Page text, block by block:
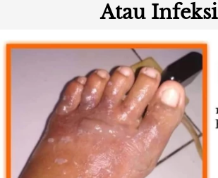
Atau Infeksi